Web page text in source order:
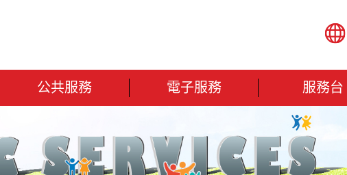
公共服務 電子服務 服務台